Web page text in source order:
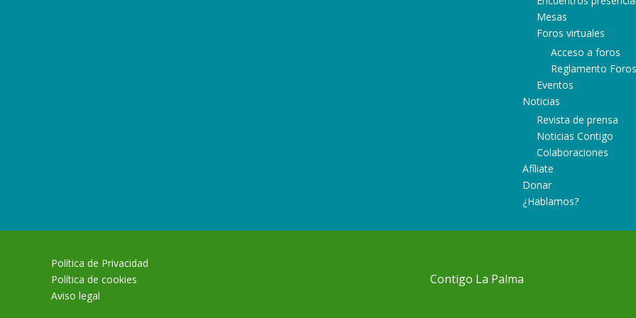
Mesas
Foros virtuales
Acceso a foros
Reglamento Foros
Eventos
Noticias
Revista de prensa
Noticias Contigo
Colaboraciones
Afíliate
Donar
¿Hablamos?
Política de Privacidad
Política de cookies
Aviso legal
Contigo La Palma